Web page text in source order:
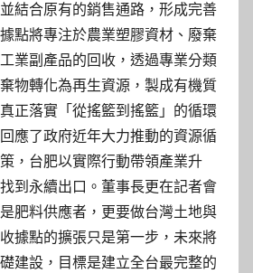
結合原有的銷售通路，形成完善
點將專注於農業塑膠資材、廢棄
業副產品的回收，透過專業分類
物轉化為再生資源，製成有機質
正落實「從搖籃到搖籃」的循環
應了政府近年大力推動的資源循
，台肥以實際行動帶領產業升
到永續出口。董事長更在記者會
肥料供應者，更要做台灣土地與
據點的擴張只是第一步，未來將
建設，目標是建立全台最完整的